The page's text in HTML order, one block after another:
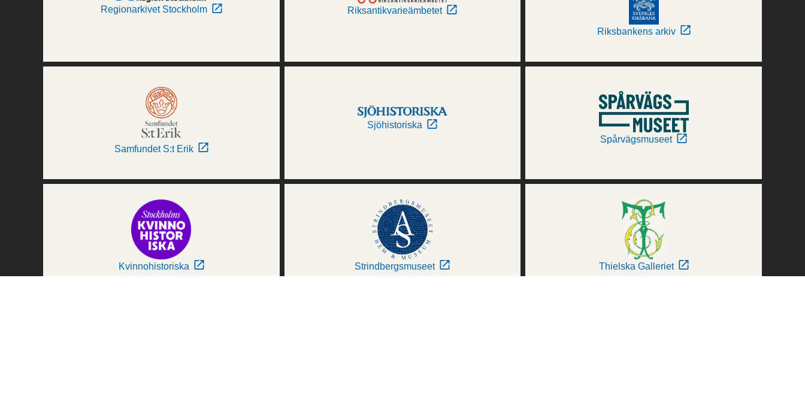
Regionarkivet Stockholm Riksantikvarieämbetet
Riksbankens arkiv
Samfundet S:t Erik
Sjöhistoriska
Spårvägsmuseet
Kvinnohistoriska Strindbergsmuseet Thielska Galleriet